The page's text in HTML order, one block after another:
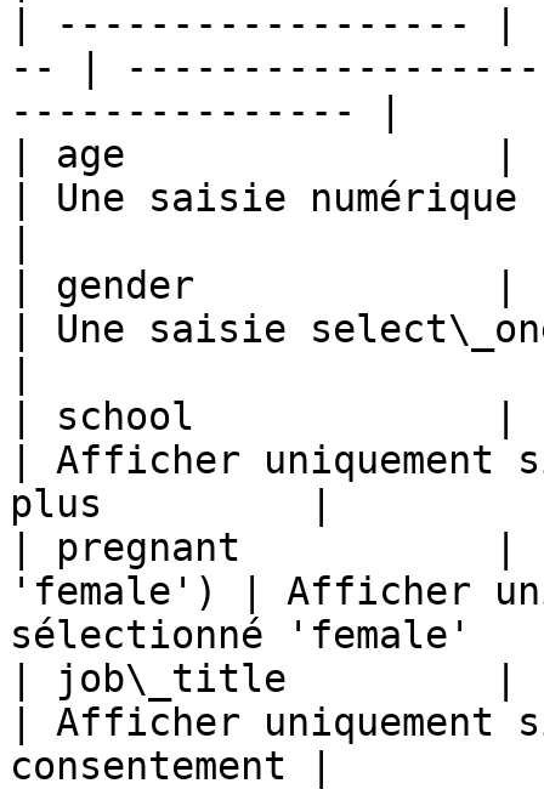
| ------------------ |
-- |
--------------- |
| age                |
| Une saisie
| gender             |
| Une saisie
| school             |
| Afficher uniquement
plus         |
| pregnant           |
'female') | Afficher
sélectionné 'female'
| job\_title         |
| Afficher uniquement
consentement |